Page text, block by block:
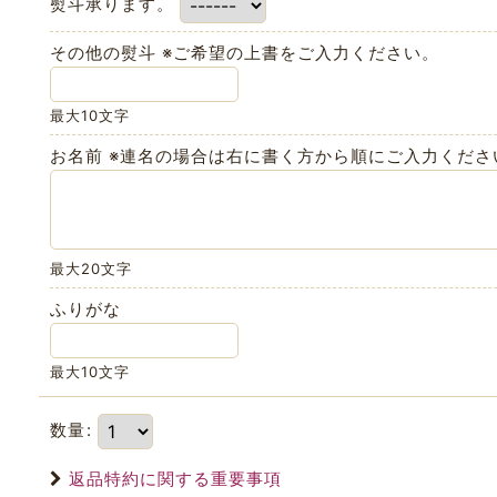
その他の熨斗 ※ご希望の上書をご入力ください。
最大10文字
お名前 ※連名の場合は右に書く方から順にご入力くださ
最大20文字
ふりがな
最大10文字
数量:
返品特約に関する重要事項